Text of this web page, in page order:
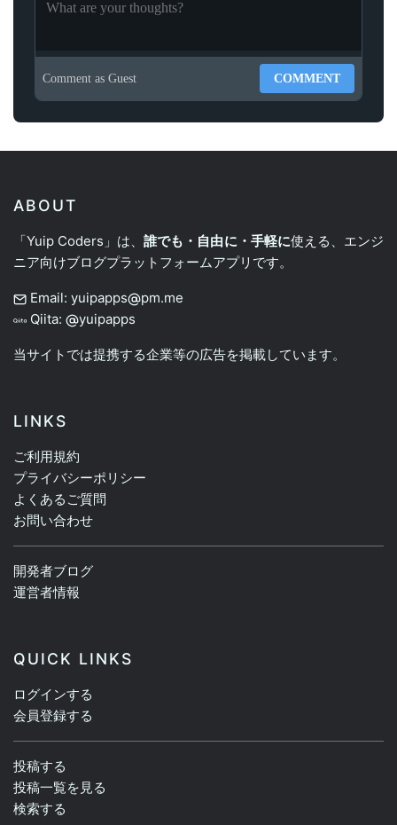
Comment as Guest COMMENT
ABOUT
「Yuip Coders」は、誰でも・自由に・手軽に使える、エンジ
ニア向けブログプラットフォームアプリです。
Email: yuipapps
pm.me
Qiita:
yuipapps
当サイトでは提携する企業等の広告を掲載しています。
LINKS
ご利用規約
プライバシーポリシー
よくあるご質問
お問い合わせ
開発者ブログ
運営者情報
QUICK LINKS
ログインする
会員登録する
投稿する
投稿一覧を見る
検索する